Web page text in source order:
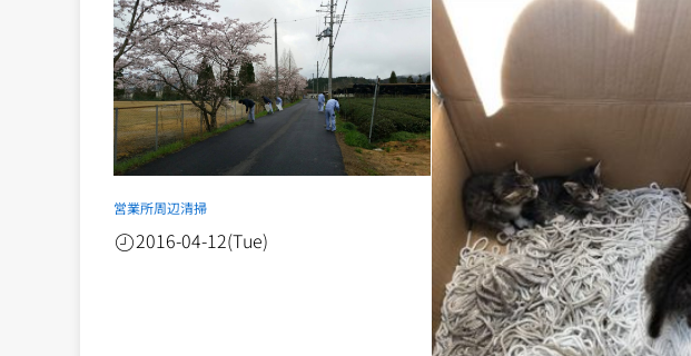
営業所周辺清掃
2016-04-12(Tue)